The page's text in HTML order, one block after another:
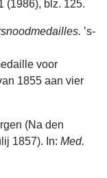
(1986), blz. 125.
’s-
voor
1855 aan vier
(Na den
1857). In: Med.